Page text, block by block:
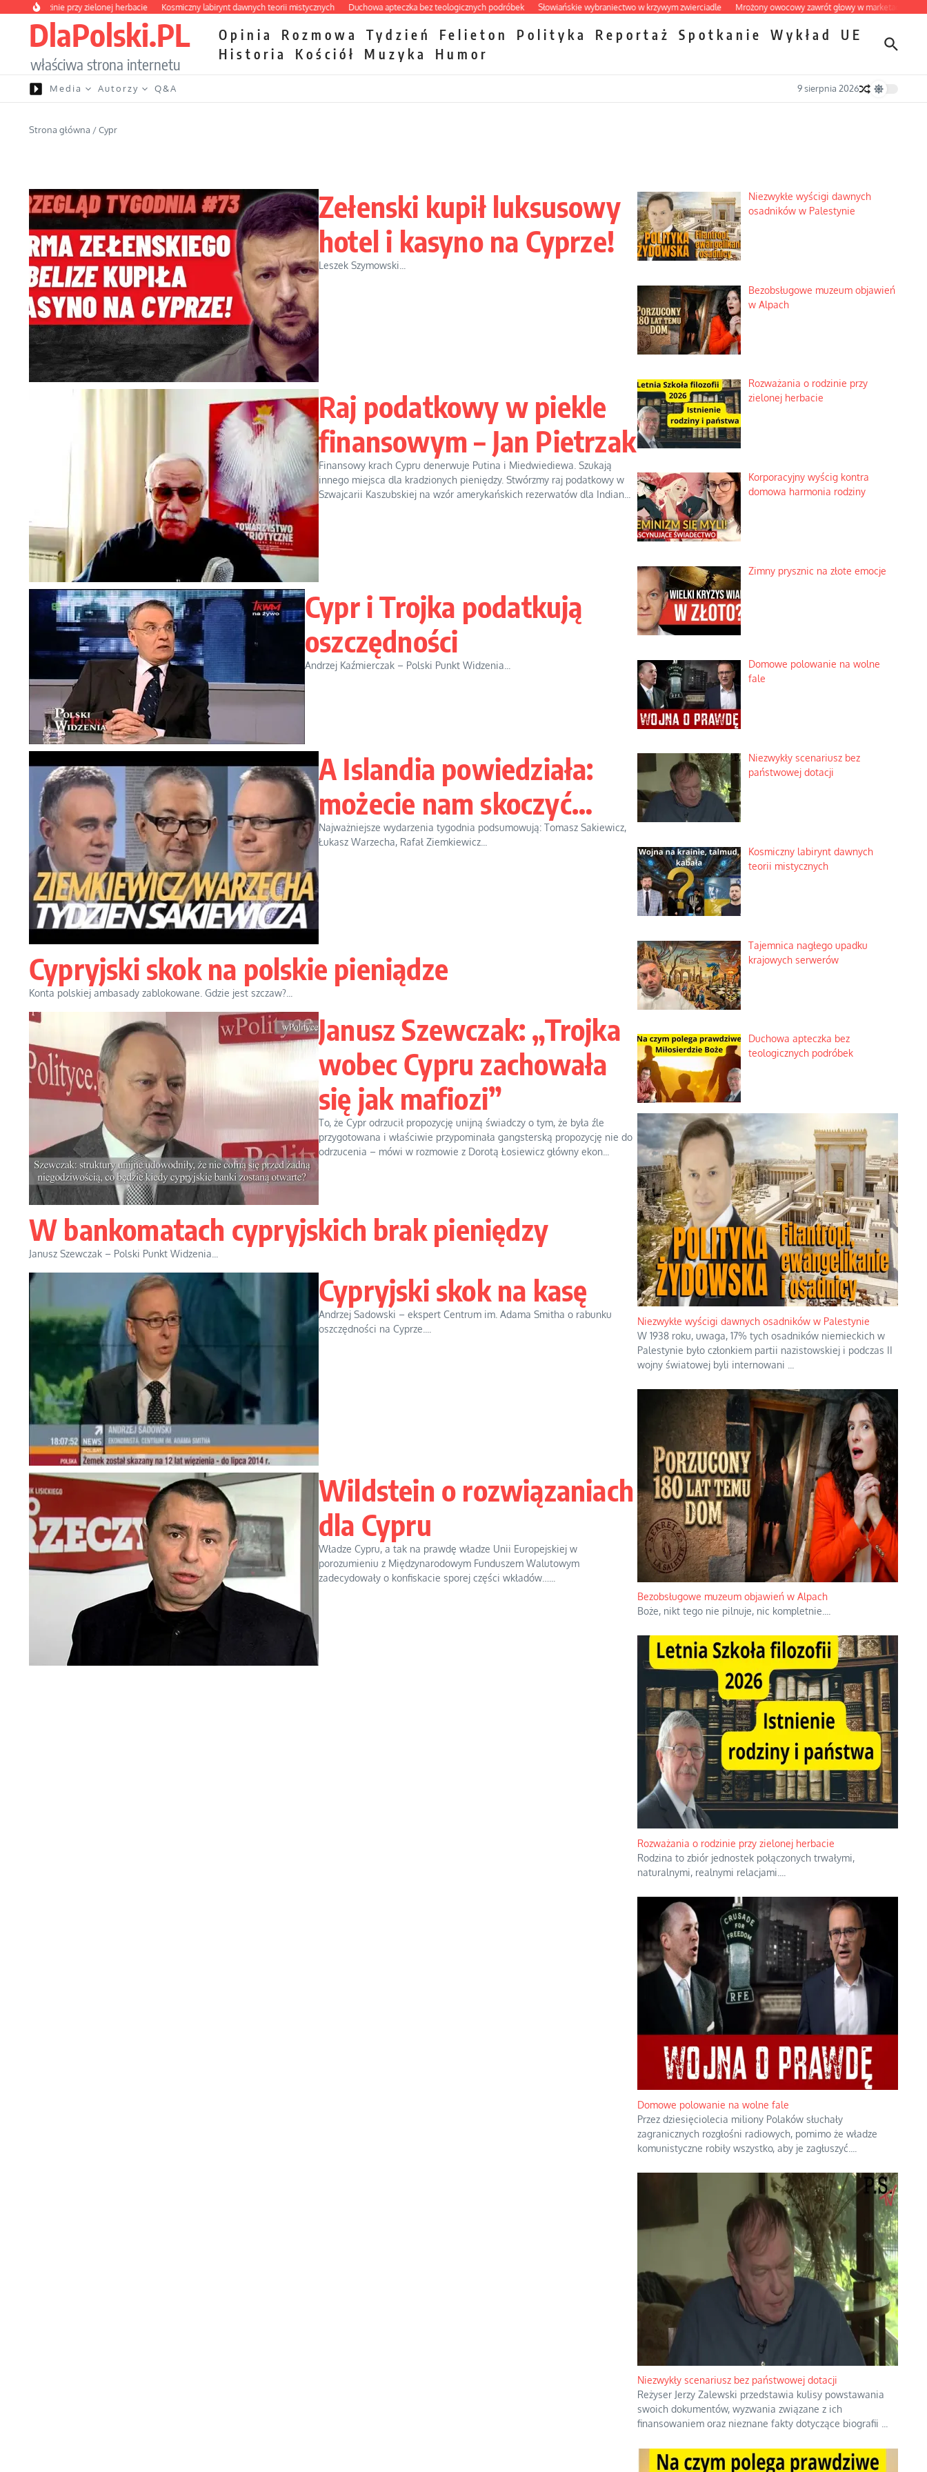
Przejdź do treści
rodzinie przy zielonej herbacie Kosmiczny labirynt dawnych teorii mistycznych Duchowa apteczka bez teologicznych podróbek Słowiańskie wybraniectwo w krzywym zwierciadle Mrożony owocowy zawrót głowy w marketach
DlaPolski.PL
właściwa strona internetu
Opinia Rozmowa Tydzień Felieton Polityka Reportaż Spotkanie Wykład
UE
Historia
Kościół Muzyka Humor
Media Autorzy Q&A 9 sierpnia 2026
Strona główna /Cypr
Zełenski kupił luksusowy
hotel i kasyno na Cyprze!
Leszek Szymowski...
Raj podatkowy w piekle
finansowym – Jan Pietrzak
Finansowy krach Cypru denerwuje Putina i Miedwiediewa. Szukają
innego miejsca dla kradzionych pieniędzy. Stwórzmy raj podatkowy w
Szwajcarii Kaszubskiej na wzór amerykańskich rezerwatów dla Indian...
Cypr i Trojka podatkują
oszczędności
Andrzej Kaźmierczak – Polski Punkt Widzenia...
A Islandia powiedziała:
możecie nam skoczyć…
Najważniejsze wydarzenia tygodnia podsumowują: Tomasz Sakiewicz,
Łukasz Warzecha, Rafał Ziemkiewicz...
Cypryjski skok na polskie pieniądze
Konta polskiej ambasady zablokowane. Gdzie jest szczaw?...
Janusz Szewczak: „Trojka
wobec Cypru zachowała
się jak mafiozi”
To, że Cypr odrzucił propozycję unijną świadczy o tym, że była źle
przygotowana i właściwie przypominała gangsterską propozycję nie do
odrzucenia – mówi w rozmowie z Dorotą Łosiewicz główny ekon...
W bankomatach cypryjskich brak pieniędzy
Janusz Szewczak – Polski Punkt Widzenia...
Cypryjski skok na kasę
Andrzej Sadowski – ekspert Centrum im. Adama Smitha o rabunku
oszczędności na Cyprze....
Wildstein o rozwiązaniach
dla Cypru
Władze Cypru, a tak na prawdę władze Unii Europejskiej w
porozumieniu z Międzynarodowym Funduszem Walutowym
zadecydowały o konfiskacie sporej części wkładów…...
Niezwykłe wyścigi dawnych
osadników w Palestynie
Bezobsługowe muzeum objawień
w Alpach
Rozważania o rodzinie przy
zielonej herbacie
Korporacyjny wyścig kontra
domowa harmonia rodziny
Zimny prysznic na złote emocje
Domowe polowanie na wolne
fale
Niezwykły scenariusz bez
państwowej dotacji
Kosmiczny labirynt dawnych
teorii mistycznych
Tajemnica nagłego upadku
krajowych serwerów
Duchowa apteczka bez
teologicznych podróbek
Niezwykłe wyścigi dawnych osadników w Palestynie
W 1938 roku, uwaga, 17% tych osadników niemieckich w
Palestynie było członkiem partii nazistowskiej i podczas II
wojny światowej byli internowani
Bezobsługowe muzeum objawień w Alpach
Boże, nikt tego nie pilnuje, nic kompletnie.
Rozważania o rodzinie przy zielonej herbacie
Rodzina to zbiór jednostek połączonych trwałymi,
naturalnymi, realnymi relacjami.
Domowe polowanie na wolne fale
Przez dziesięciolecia miliony Polaków słuchały
zagranicznych rozgłośni radiowych, pomimo że władze
komunistyczne robiły wszystko, aby je zagłuszyć.
Niezwykły scenariusz bez państwowej dotacji
Reżyser Jerzy Zalewski przedstawia kulisy powstawania
swoich dokumentów, wyzwania związane z ich
finansowaniem oraz nieznane fakty dotyczące biografii